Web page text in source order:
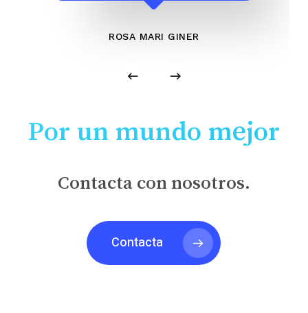
ROSA MARI GINER
Por un mundo mejor
Contacta con nosotros.
Contacta